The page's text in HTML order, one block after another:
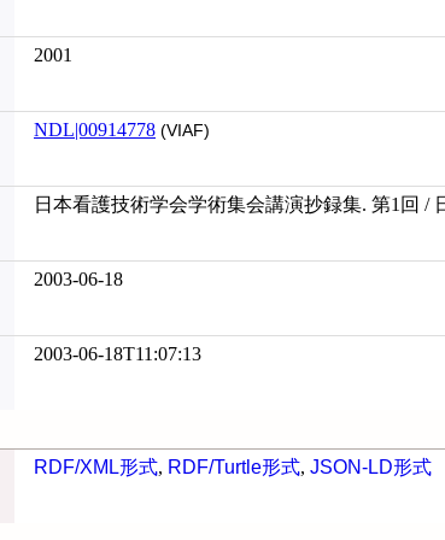
2001
NDL|00914778 (VIAF)
日本看護技術学会学術集会講演抄録集. 第1回 /
2003-06-18
2003-06-18T11:07:13
RDF/XML形式, RDF/Turtle形式, JSON-LD形式